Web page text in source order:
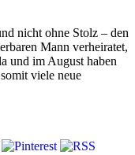
nicht ohne Stolz – den
Mann verheiratet,
und im August haben
viele neue